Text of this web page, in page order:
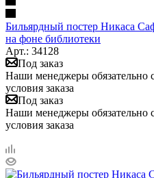
Бильярдный постер Никаса
на фоне библиотеки
Арт.: 34128
Под заказ
Наши менеджеры обязательно
условия заказа
Под заказ
Наши менеджеры обязательно
условия заказа